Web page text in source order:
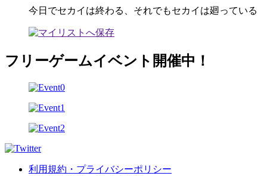
今日でセカイは終わる、それでもセカイは廻っている
フリーゲームイベント開催中！
利用規約・プライバシーポリシー